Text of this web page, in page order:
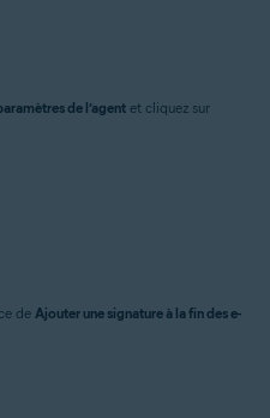
de l’agent et cliquez sur
de Ajouter une signature à la fin des e-